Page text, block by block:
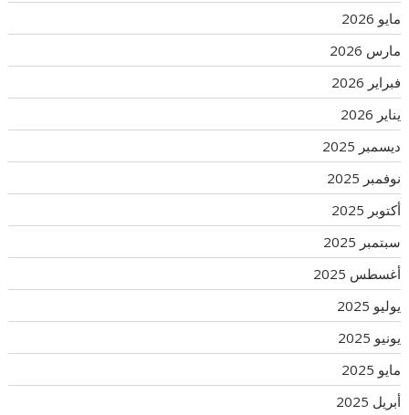
مايو 2026
مارس 2026
فبراير 2026
يناير 2026
ديسمبر 2025
نوفمبر 2025
أكتوبر 2025
سبتمبر 2025
أغسطس 2025
يوليو 2025
يونيو 2025
مايو 2025
أبريل 2025